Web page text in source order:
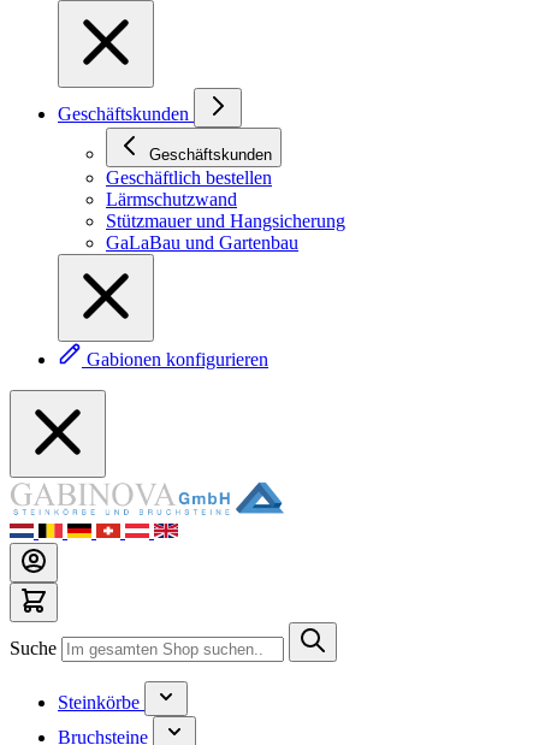
Geschäftskunden
Geschäftskunden
Geschäftlich bestellen
Lärmschutzwand
Stützmauer und Hangsicherung
GaLaBau und Gartenbau
Gabionen konfigurieren
Suche
Steinkörbe
Bruchsteine